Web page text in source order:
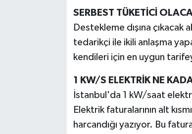
SERBEST TÜKETİCİ
Destekleme dışına
tedarikçi ile ikili anlaşma
kendileri için en uygun
1 KW/S ELEKTRİK NE
İstanbul'da 1 kW/saat
Elektrik faturalarının alt
harcandığı yazıyor. Bu